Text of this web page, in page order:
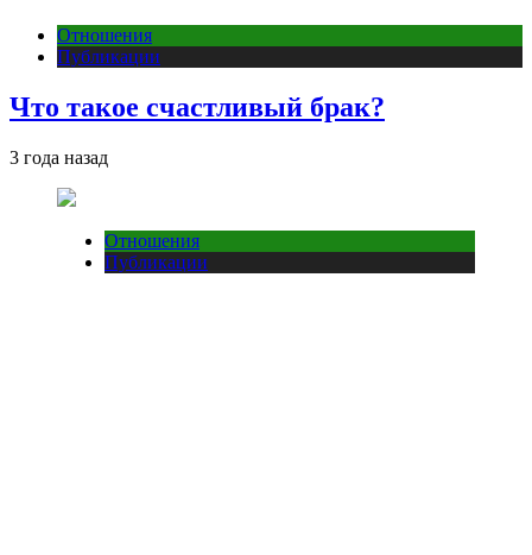
Отношения
Публикации
Что такое счастливый брак?
3 года назад
Отношения
Публикации